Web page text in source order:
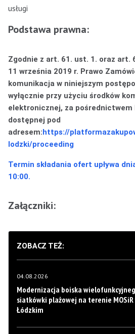
usługi
Podstawa prawna:
Zgodnie z art. 61. ust. 1. oraz art.
11 września 2019 r. Prawo
komunikacja w niniejszym
wyłącznie przy użyciu środków
elektronicznej, za
dostępnej pod
adresem:https://
lodzki/proceeding
Termin składania ofert upływa
10:00.
Załączniki:
ZOBACZ TEŻ:
04.08.2026
Modernizacja boiska
siatkówki plażowej na terenie
Łódzkim